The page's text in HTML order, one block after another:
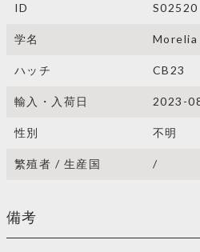
ID S02520
学名
ハッチ CB23
輸入・入荷日 2023-
性別 不明
繁殖者 / 生産国 /
備考